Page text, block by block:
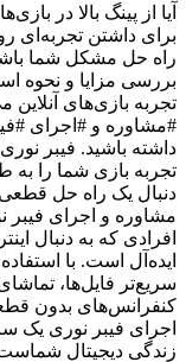
آیا از پینگ بالا در
برای داشتن تجربه‌ای
راه حل مشکل شما
بررسی مزایا و نحوه
تجربه بازی‌های آنلاین
#مشاوره و #اجرای
داشته باشید. فیبر
تجربه بازی شما را به
دنبال یک راه حل قطعی
مشاوره و اجرای فیبر
افرادی که به دنبال
ایده‌آل است. با استفاده
سریع‌تر فایل‌ها، تماشای
کنفرانس‌های بدون
اجرای فیبر نوری یک
زندگی دیجیتال